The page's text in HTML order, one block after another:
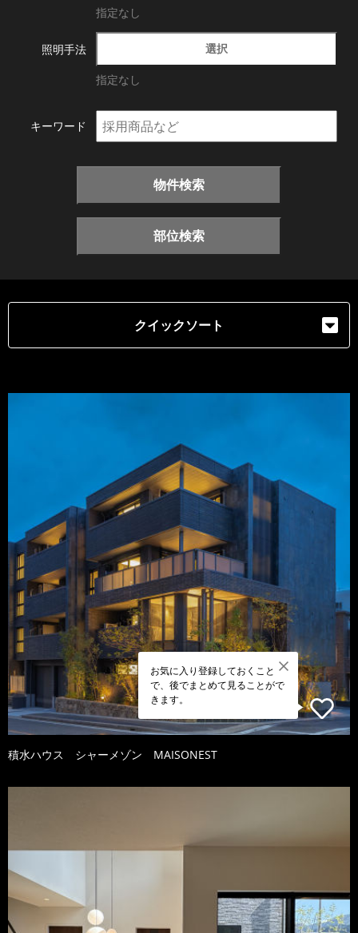
指定なし
照明手法 選択
指定なし
キーワード
物件検索
部位検索
クイックソート
お気に入り登録しておくこと
で、後でまとめて見ることがで
きます。
積水ハウス シャーメゾン MAISONEST